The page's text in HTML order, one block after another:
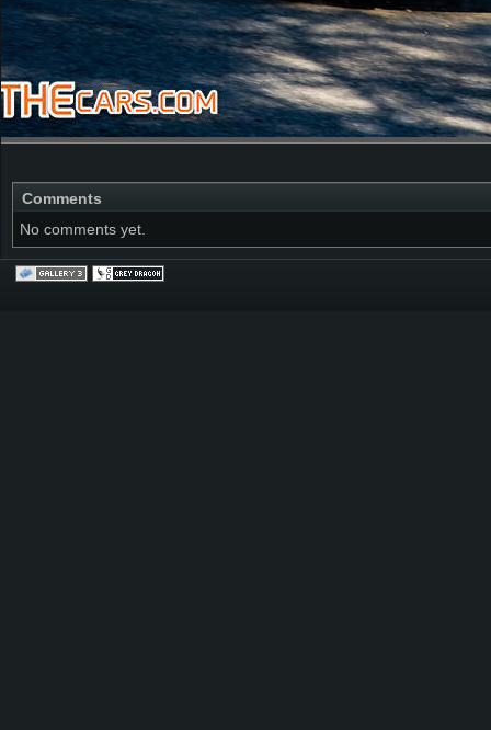
Comments
No comments yet.